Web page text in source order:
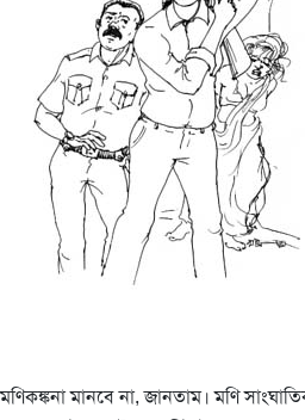
মানবে না, জানতাম। মণি